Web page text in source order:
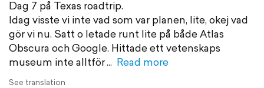
Dag 7 på Texas roadtrip.
Idag visste vi inte vad som var planen, lite, okej vad
gör vi nu. Satt o letade runt lite på både Atlas
Obscura och Google. Hittade ett vetenskaps
museum inte alltför
Read more
See translation